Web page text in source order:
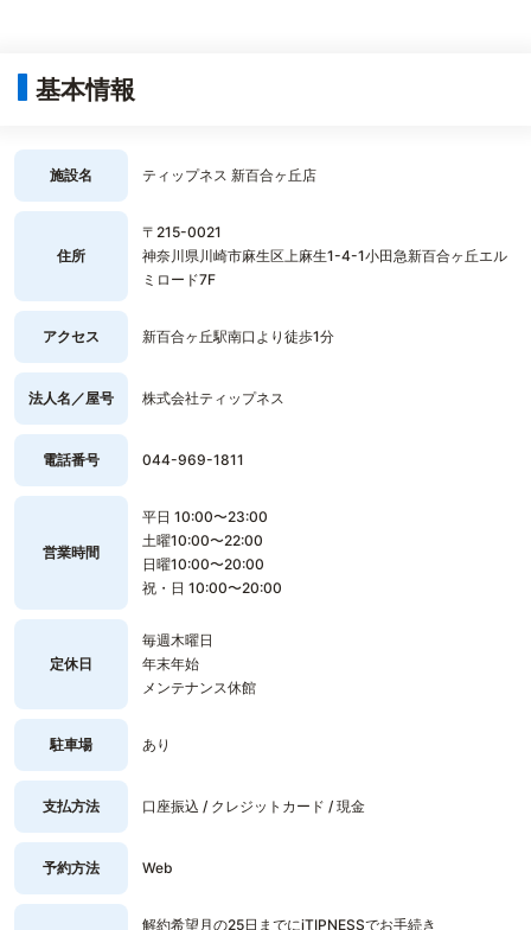
基本情報
施設名 ティップネス 新百合ヶ丘店
住所
〒215-0021
神奈川県川崎市麻生区上麻生1-4-1小田急新百合ヶ丘エル
ミロード7F
アクセス 新百合ヶ丘駅南口より徒歩1分
法人名／屋号 株式会社ティップネス
電話番号 044-969-1811
営業時間
平日 10:00〜23:00
土曜10:00〜22:00
日曜10:00〜20:00
祝・日 10:00〜20:00
定休日
毎週木曜日
年末年始
メンテナンス休館
駐車場 あり
支払方法 口座振込 / クレジットカード / 現金
予約方法 Web
解約希望月の25日までにiTIPNESSでお手続き